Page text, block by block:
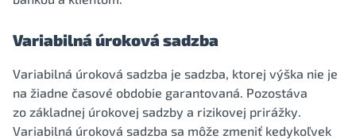
Variabilná úroková sadzba
Variabilná úroková sadzba je sadzba, ktorej výška nie je
na žiadne časové obdobie garantovaná. Pozostáva
zo základnej úrokovej sadzby a rizikovej prirážky.
Variabilná úroková sadzba sa môže zmeniť kedykoľvek